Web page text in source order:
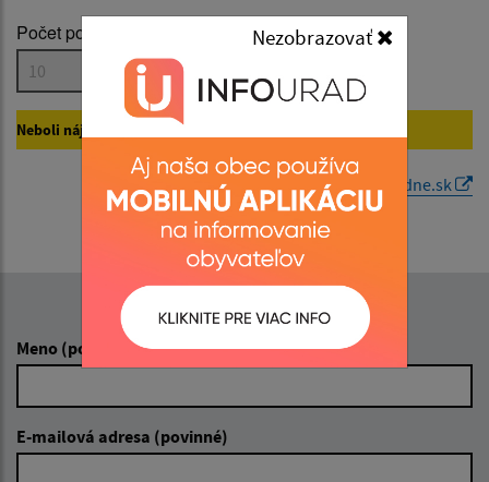
Popis:
Dátum zverejnenia od:
Dátum zverejnenia do:
Filtrovať Reset
Počet položiek na stránke:
Neboli nájdené žiadne vyhovujúce záznamy na
Generované portálom Uradne.sk
Napíšte nám:
Meno (povinné)
E-mailová adresa (povinné)
Nezobrazovať